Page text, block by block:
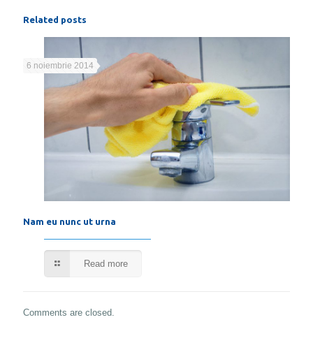
Related posts
6 noiembrie 2014
Nam eu nunc ut urna
Read more
Comments are closed.